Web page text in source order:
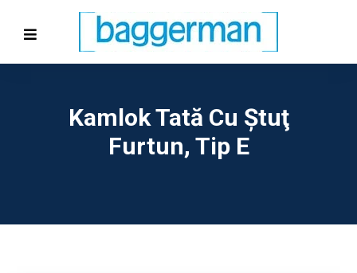
Kamlok Tată Cu Ştuţ
Furtun, Tip E